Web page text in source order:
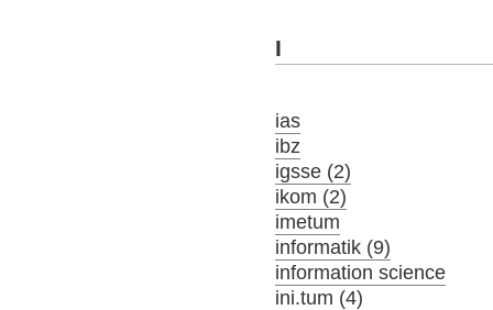
I
ias
ibz
igsse (2)
ikom (2)
imetum
informatik (9)
information science
ini.tum (4)